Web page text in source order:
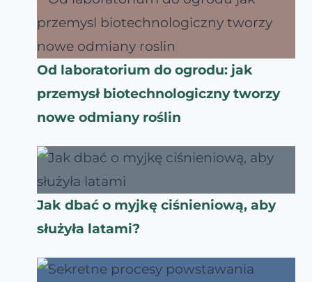
Od laboratorium do ogrodu: jak
przemysł biotechnologiczny tworzy
nowe odmiany roślin
Jak dbać o myjkę ciśnieniową, aby
służyła latami?